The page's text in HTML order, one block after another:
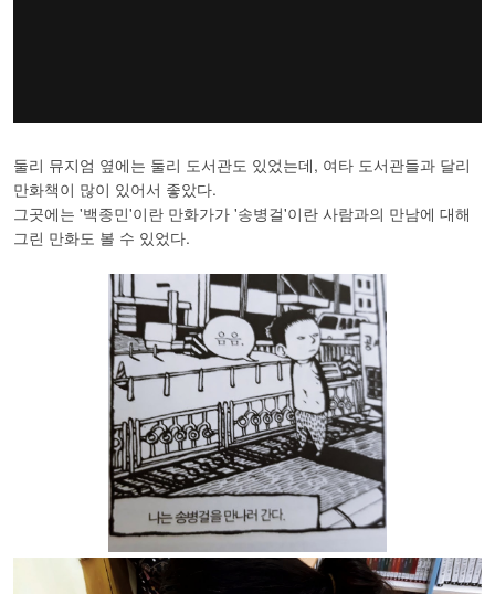
둘리 뮤지엄 옆에는 둘리 도서관도 있었는데, 여타 도서관들과 달리
만화책이 많이 있어서 좋았다.
그곳에는 '백종민'이란 만화가가 '송병걸'이란 사람과의 만남에 대해
그린 만화도 볼 수 있었다.